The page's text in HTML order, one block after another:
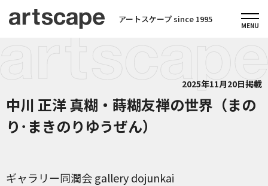
アートスケープ since 1995
2025年11月20日掲載
中川 正洋 真糊・蒔糊友禅の世界（まの
り･まきのりゆうぜん）
ギャラリー同潤会 gallery dojunkai